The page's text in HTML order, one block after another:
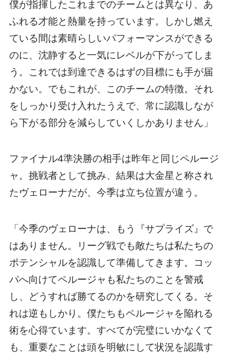
僕が指揮したこれまでのチームとは異なり、あ
ふれる才能と熱量を持っています。しかし燃え
ている間は素晴らしいパフォーマンスができる
のに、沈静すると一気にレベルが下がってしま
う。これでは到達できるはずの目標にも手が届
かない。でもこれが、このチームの特徴。それ
をしっかり受け入れたうえで、常に認識しなが
ら下がる部分を減らしていくしかありません」
ファイナル4準決勝の相手は昨年と同じペルージ
ャ。挑戦者として挑み、結果は大金星と称され
たヴェローナだが、今季は立ち位置が違う。
「今季のヴェローナは、もう『サプライズ』で
はありません。リーグ戦でも敵たちは私たちの
ポテンシャルを認識して準備してきます。コッ
パへ向けてペルージャも私たちのことを警戒
し、どうすれば勝てるのかを研究してくる。そ
れは逆もしかり。僕たちもペルージャを陥れる
術を心得ています。すべてが完璧にいかなくて
も、重要なことは頭を明敏にして状況を認識す